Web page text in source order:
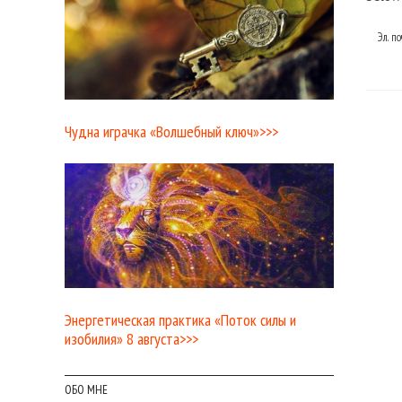
Эл.
Чудна играчка «Волшебный ключ»>>>
Энергетическая практика «Поток силы и
изобилия» 8 августа>>>
ОБО МНЕ